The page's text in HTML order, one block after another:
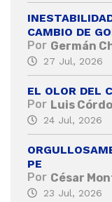
CAMBIO DE
Por Germán
27 Jul, 2026
EL OLOR DEL
Por Luis
24 Jul, 2026
PE
Por César
23 Jul, 2026